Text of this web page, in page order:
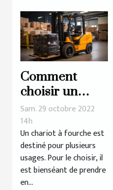
Comment
choisir un
chariot à
fourche ?
Sam. 29 octobre 2022
14h
Un chariot à fourche est
destiné pour plusieurs
usages. Pour le choisir, il
est bienséant de prendre
en...